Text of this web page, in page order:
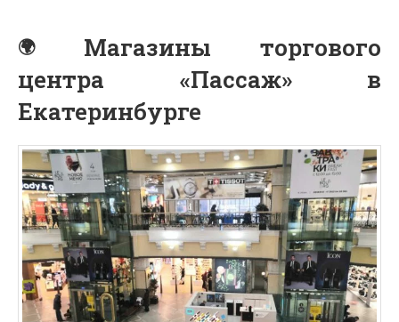
Магазины торгового
центра «Пассаж» в
Екатеринбурге